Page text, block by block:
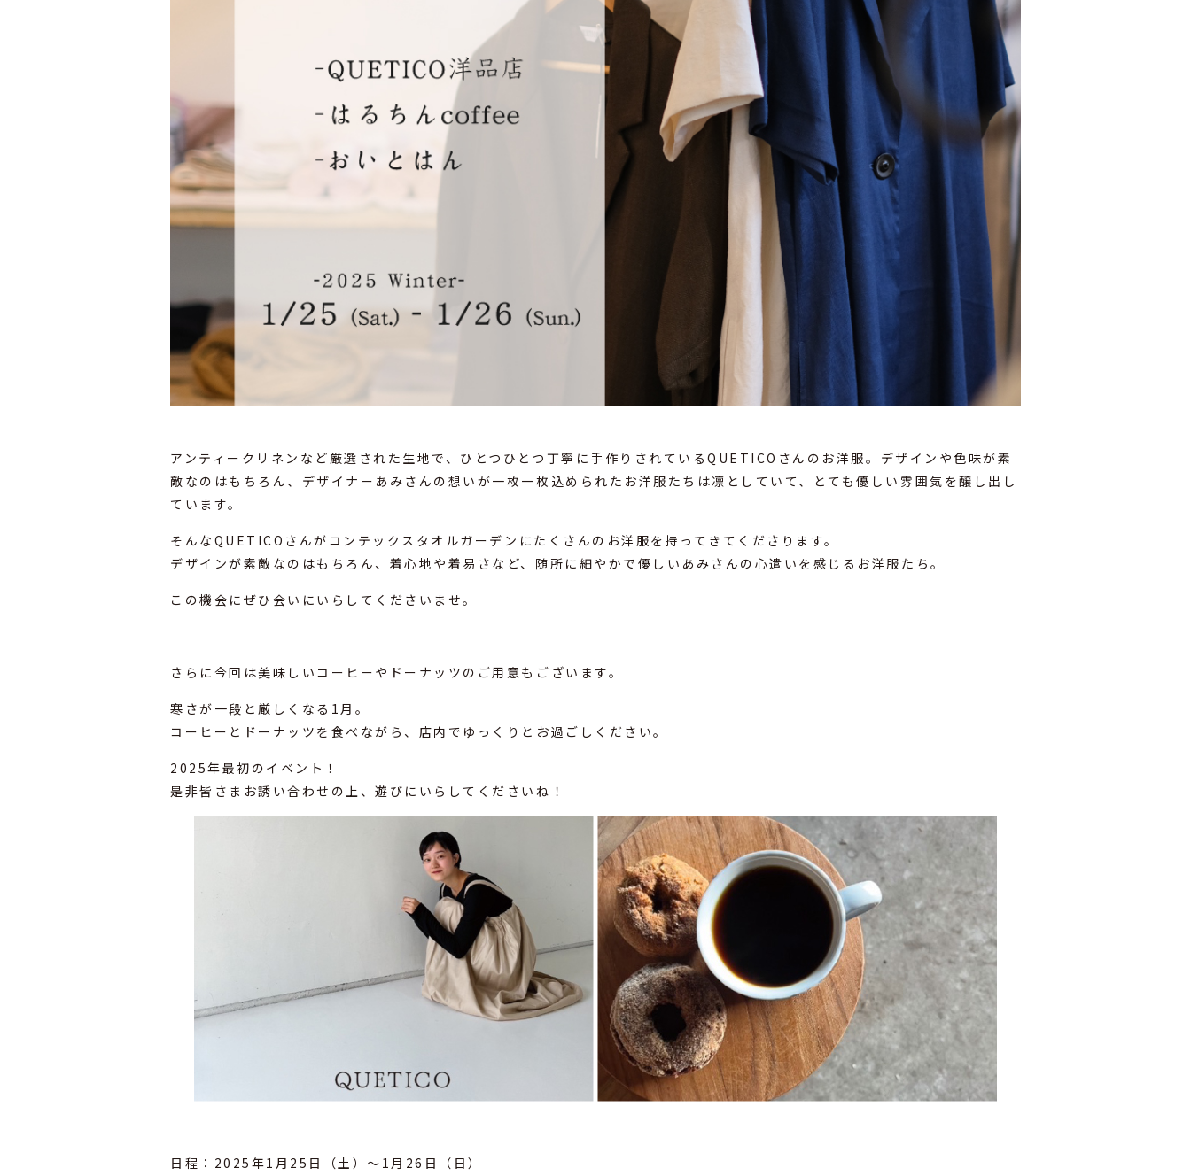
アンティークリネンなど厳選された生地で、ひとつひとつ丁寧に手作りされているQUETICOさんのお洋服。デザインや色味が素
敵なのはもちろん、デザイナーあみさんの想いが一枚一枚込められたお洋服たちは凛としていて、とても優しい雰囲気を醸し出し
ています。
そんなQUETICOさんがコンテックスタオルガーデンにたくさんのお洋服を持ってきてくださります。
デザインが素敵なのはもちろん、着心地や着易さなど、随所に細やかで優しいあみさんの心遣いを感じるお洋服たち。
この機会にぜひ会いにいらしてくださいませ。
さらに今回は美味しいコーヒーやドーナッツのご用意もございます。
寒さが一段と厳しくなる1月。
コーヒーとドーナッツを食べながら、店内でゆっくりとお過ごしください。
2025年最初のイベント！
是非皆さまお誘い合わせの上、遊びにいらしてくださいね！
日程：2025年1月25日（土）～1月26日（日）